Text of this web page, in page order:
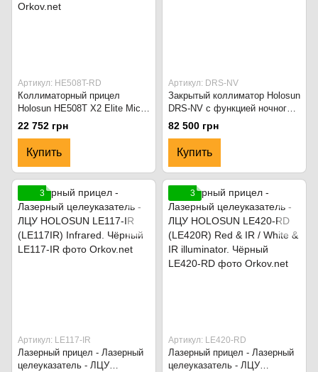
Артикул: HE508T-RD
Коллиматорный прицел
Holosun HE508T X2 Elite Micro
с солнечной панелью в
титановом корпусе чёрный
22 752 грн
Купить
Артикул: DRS-NV
Закрытый коллиматор Holosun
DRS-NV с функцией ночного
видения. Чёрный
82 500 грн
Купить
3
Артикул: LE117-IR
Лазерный прицел - Лазерный
целеуказатель - ЛЦУ
3
Артикул: LE420-RD
Лазерный прицел - Лазерный
целеуказатель - ЛЦУ